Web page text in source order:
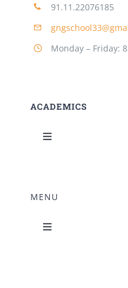
91.11.22076185
Monday – Friday:
ACADEMICS
Toggle
MENU
Toggle